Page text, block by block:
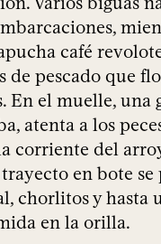
café
de pescado que
En el muelle, una
atenta a los
corriente del
en bote se
chorlitos y hasta
en la orilla.